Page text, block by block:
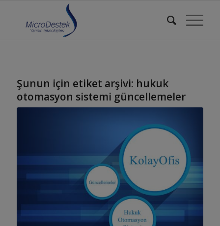
Şunun için etiket arşivi: hukuk
otomasyon sistemi güncellemeler